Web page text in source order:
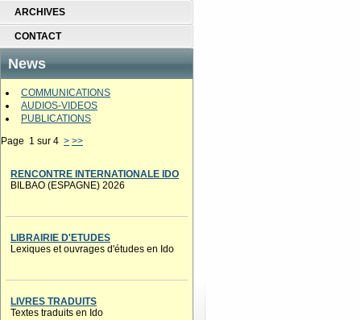
ARCHIVES
CONTACT
News
COMMUNICATIONS
AUDIOS-VIDEOS
PUBLICATIONS
Page 1 sur 4 > >>
RENCONTRE INTERNATIONALE IDO
BILBAO (ESPAGNE) 2026
LIBRAIRIE D'ETUDES
Lexiques et ouvrages d'études en Ido
LIVRES TRADUITS
Textes traduits en Ido